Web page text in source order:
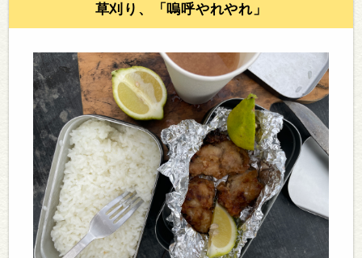
草刈り、「嗚呼やれやれ」